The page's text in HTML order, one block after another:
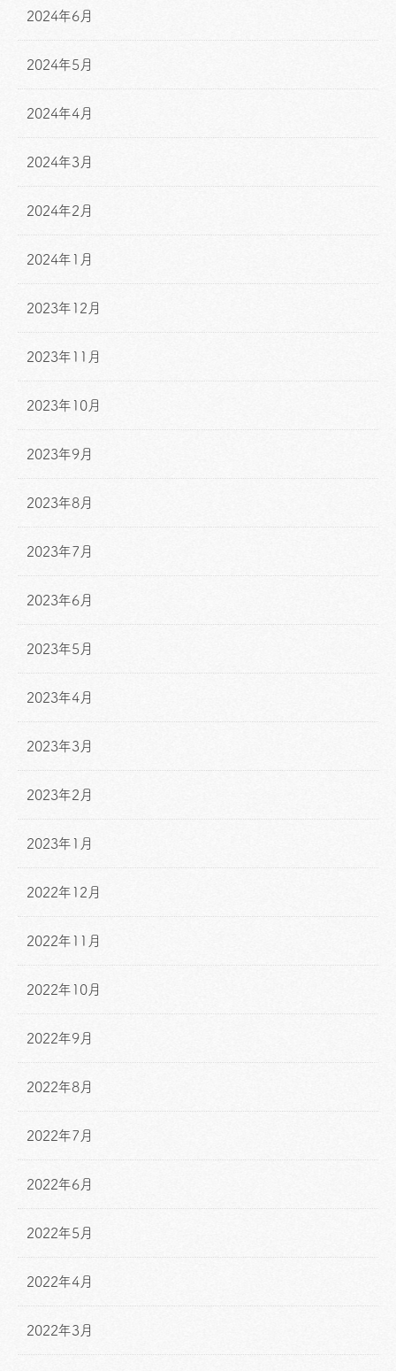
2024年6月
2024年5月
2024年4月
2024年3月
2024年2月
2024年1月
2023年12月
2023年11月
2023年10月
2023年9月
2023年8月
2023年7月
2023年6月
2023年5月
2023年4月
2023年3月
2023年2月
2023年1月
2022年12月
2022年11月
2022年10月
2022年9月
2022年8月
2022年7月
2022年6月
2022年5月
2022年4月
2022年3月